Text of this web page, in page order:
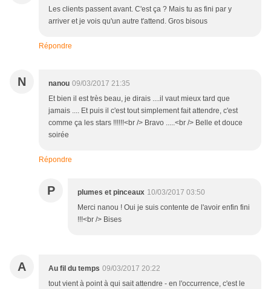
Les clients passent avant. C'est ça ? Mais tu as fini par y
arriver et je vois qu'un autre t'attend. Gros bisous
Répondre
N nanou 09/03/2017 21:35
Et bien il est très beau, je dirais ....il vaut mieux tard que
jamais .... Et puis il c'est tout simplement fait attendre, c'est
comme ça les stars !!!!!!<br /> Bravo .....<br /> Belle et douce
soirée
Répondre
P plumes et pinceaux 10/03/2017 03:50
Merci nanou ! Oui je suis contente de l'avoir enfin fini
!!!<br /> Bises
A Au fil du temps 09/03/2017 20:22
tout vient à point à qui sait attendre - en l'occurrence, c'est le